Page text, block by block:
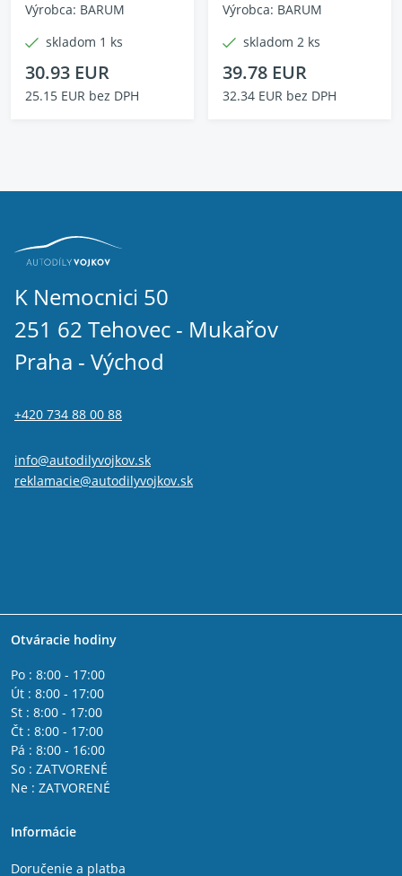
Výrobca: BARUM
skladom 1 ks
30.93 EUR
25.15 EUR bez DPH
Výrobca: BARUM
skladom 2 ks
39.78 EUR
32.34 EUR bez DPH
K Nemocnici 50
251 62 Tehovec - Mukařov
Praha - Východ
+420 734 88 00 88
info@autodilyvojkov.sk
reklamacie@autodilyvojkov.sk
Otváracie hodiny
Po : 8:00 - 17:00
Út : 8:00 - 17:00
St : 8:00 - 17:00
Čt : 8:00 - 17:00
Pá : 8:00 - 16:00
So : ZATVORENÉ
Ne : ZATVORENÉ
Informácie
Doručenie a platba